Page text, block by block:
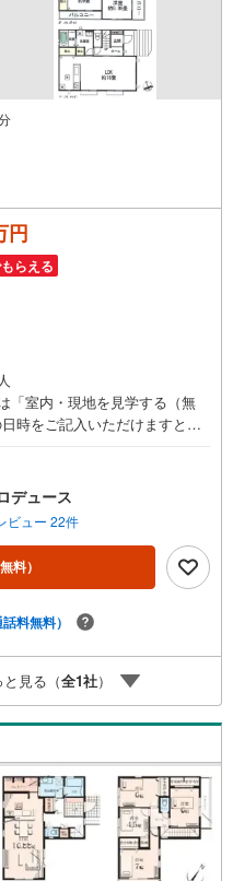
円
らえる
「室内・現地を見学する（無
時をご記入いただけますとス
は、大和市・綾瀬市・座間市
です！最新物件情報や当社限
ございますので、お気軽にお
ャル専門スタッフによる【丁寧
ナンシャルプラン提案書の作
【住宅購入者だけが加入でき
育費】住宅を買った後から始
以上から必要になる【老後の
タイミング】で不安な部分を
--------------
デュース
ビュー 22件
無料）
話料無料）
見る（全1社）